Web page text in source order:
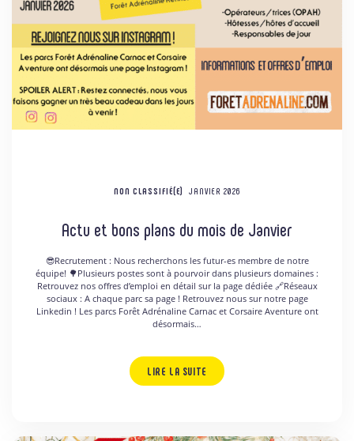
NON CLASSIFIÉ(E) JANVIER 2026
Actu et bons plans du mois de Janvier
😎Recrutement : Nous recherchons les futur-es membre de notre
équipe! 🌳Plusieurs postes sont à pourvoir dans plusieurs domaines :
Retrouvez nos offres d’emploi en détail sur la page dédiée 🔗Réseaux
sociaux : A chaque parc sa page ! Retrouvez nous sur notre page
Linkedin ! Les parcs Forêt Adrénaline Carnac et Corsaire Aventure ont
désormais…
LIRE LA SUITE